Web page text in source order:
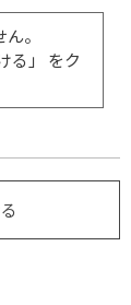
。
る」 をク